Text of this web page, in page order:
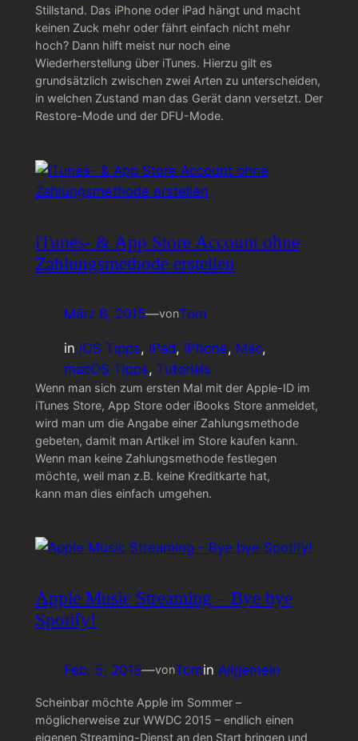
Stillstand. Das iPhone oder iPad hängt und macht
keinen Zuck mehr oder fährt einfach nicht mehr
hoch? Dann hilft meist nur noch eine
Wiederherstellung über iTunes. Hierzu gilt es
grundsätzlich zwischen zwei Arten zu unterscheiden,
in welchen Zustand man das Gerät dann versetzt. Der
Restore-Mode und der DFU-Mode.
iTunes- & App Store Account ohne
Zahlungsmethode erstellen
März 8, 2015—vonTom
in iOS Tipps, iPad, iPhone, Mac
macOS Tipps, Tutorials
Wenn man sich zum ersten Mal mit der Apple-ID im
iTunes Store, App Store oder iBooks Store anmeldet,
wird man um die Angabe einer Zahlungsmethode
gebeten, damit man Artikel im Store kaufen kann.
Wenn man keine Zahlungsmethode festlegen
möchte, weil man z.B. keine Kreditkarte hat,
kann man dies einfach umgehen.
Apple Music Streaming – Bye bye
Spotify!
Feb. 5, 2015—vonTomin Allgemein
Scheinbar möchte Apple im Sommer –
möglicherweise zur WWDC 2015 – endlich einen
eigenen Streaming-Dienst an den Start bringen und